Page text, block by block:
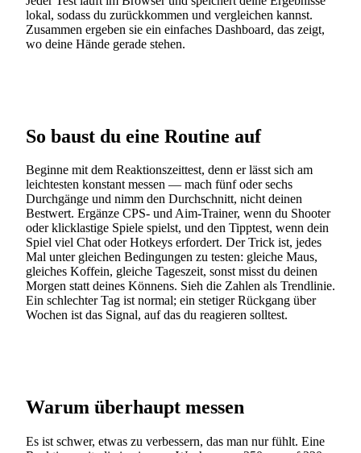
lokal, sodass du zurückkommen und vergleichen kannst.
Zusammen ergeben sie ein einfaches Dashboard, das zeigt,
wo deine Hände gerade stehen.
So baust du eine Routine auf
Beginne mit dem Reaktionszeittest, denn er lässt sich am
leichtesten konstant messen — mach fünf oder sechs
Durchgänge und nimm den Durchschnitt, nicht deinen
Bestwert. Ergänze CPS- und Aim-Trainer, wenn du Shooter
oder klicklastige Spiele spielst, und den Tipptest, wenn dein
Spiel viel Chat oder Hotkeys erfordert. Der Trick ist, jedes
Mal unter gleichen Bedingungen zu testen: gleiche Maus,
gleiches Koffein, gleiche Tageszeit, sonst misst du deinen
Morgen statt deines Könnens. Sieh die Zahlen als Trendlinie.
Ein schlechter Tag ist normal; ein stetiger Rückgang über
Wochen ist das Signal, auf das du reagieren solltest.
Warum überhaupt messen
Es ist schwer, etwas zu verbessern, das man nur fühlt. Eine